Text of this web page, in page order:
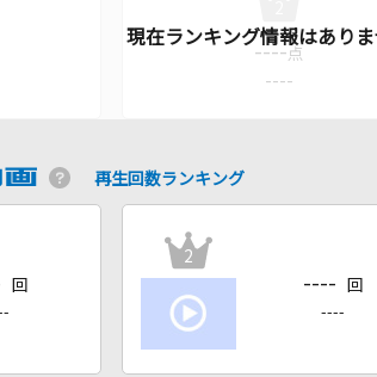
---- 点
----
再生回数ランキング
回
2
---- 回
----